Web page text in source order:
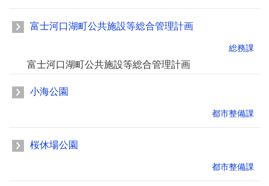
富士河口湖町公共施設等総合管理計画
総務課
富士河口湖町公共施設等総合管理計画
小海公園
都市整備課
桜休場公園
都市整備課